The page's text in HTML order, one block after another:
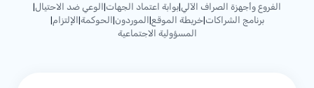
الفروع وأجهزة الصراف الآلي|بوابة اعتماد الجهات|الوعي ضد الاحتيال|
برنامج الشراكات|خريطة الموقع|الموردون|الحوكمة|الإلتزام|
المسؤولية الاجتماعية